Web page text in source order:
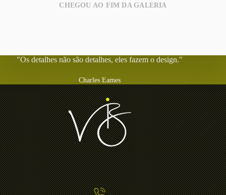
CHEGOU AO FIM DA GALERIA
"Os detalhes não são detalhes, eles fazem o design."
Charles Eames